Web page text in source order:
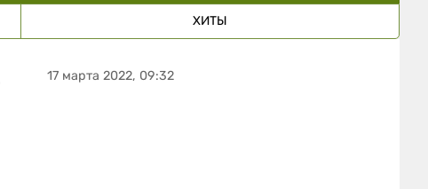
ХИТЫ
17 марта 2022, 09:32